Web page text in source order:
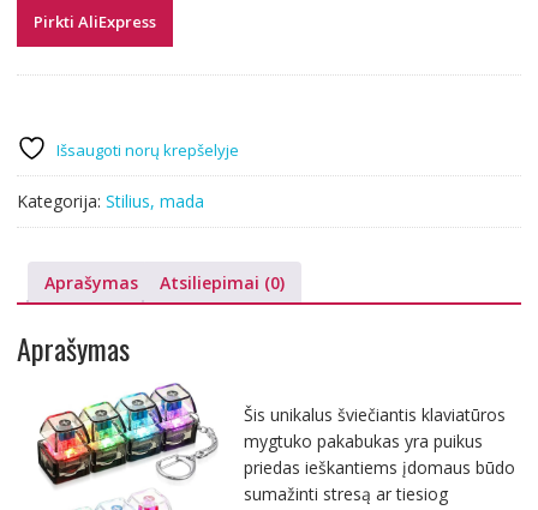
Pirkti AliExpress
Išsaugoti norų krepšelyje
Kategorija: Stilius, mada
Aprašymas Atsiliepimai (0)
Aprašymas
Šis unikalus šviečiantis klaviatūros
mygtuko pakabukas yra puikus
priedas ieškantiems įdomaus būdo
sumažinti stresą ar tiesiog